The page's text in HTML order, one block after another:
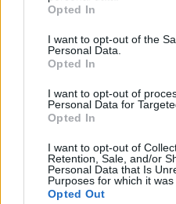
Opted In
I want to opt-out of the
Personal Data.
Opted In
I want to opt-out of
Personal Data for
Opted In
I want to opt-out of
Retention, Sale, and/or
Personal Data that Is
Purposes for which it was
Opted Out
Τι προβάλλουν τα
Πελοποννήσου
06/08/2026 15:12